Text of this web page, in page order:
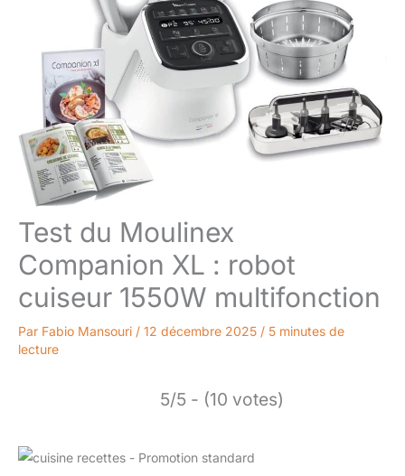
Test du Moulinex
Companion XL : robot
cuiseur 1550W multifonction
Par Fabio Mansouri / 12 décembre 2025 / 5 minutes de
lecture
5/5 - (10 votes)